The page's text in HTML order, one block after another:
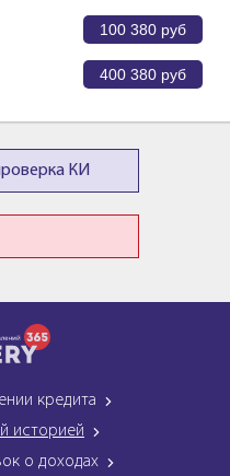
100 380 руб
400 380 руб
КИ
кредита
историей
о доходах